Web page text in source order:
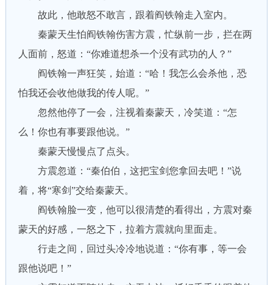
故此，他敢怒不敢言，跟着阎铁翰走入室内。
秦蒙天生怕阎铁翰伤害方震，忙纵前一步，拦在两
人面前，怒道：“你难道想杀一个没有武功的人？”
阎铁翰一声狂笑，始道：“哈！我怎么会杀他，恐
怕我还会收他做我的传人呢。”
忽然他停了一会，注视着秦蒙天，冷笑道：“怎
么！你也有事要跟他说。”
秦蒙天慢慢点了点头。
方震忽道：“秦伯伯，这把宝剑您拿回去吧！”说
着，将“寒剑”交给秦蒙天。
阎铁翰脸一变，他可以很清楚的看得出，方震对秦
蒙天的好感，一怒之下，拉着方震就向里面走。
行走之间，回过头冷冷地说道：“你有事，等一会
跟他说吧！”